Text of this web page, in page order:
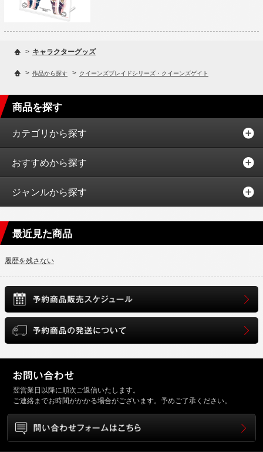
> キャラクターグッズ
> 作品から探す > クイーンズブレイドシリーズ・クイーンズゲイト
商品を探す
カテゴリから探す
おすすめから探す
ジャンルから探す
最近見た商品
履歴を残さない
翌営業日以降に順次ご返信いたします。
ご連絡までお時間がかかる場合がございます。予めご了承ください。